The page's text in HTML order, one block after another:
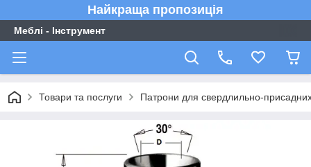
Найкраща пропозиція
Меблі - Інструмент
Товари та послуги Патрони для свердлильно-присадних